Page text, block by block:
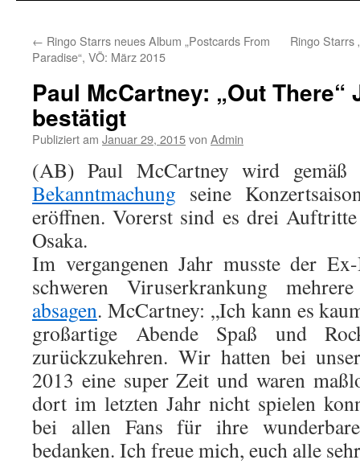
← Ringo Starrs neues Album „Postcards From
Paradise“, VÖ: März 2015
Ringo Starrs
Paul McCartney: „Out There“
bestätigt
Publiziert am Januar 29, 2015von Admin
(AB) Paul McCartney wird gemäß
Bekanntmachung seine
eröffnen. Vorerst sind es drei
Osaka.
Im vergangenen Jahr musste der
schweren Viruserkrankung
absagen. McCartney: „Ich kann es
großartige Abende Spaß und
zurückzukehren. Wir hatten bei
2013 eine super Zeit und waren
dort im letzten Jahr nicht spielen
bei allen Fans für ihre
bedanken. Ich freue mich, euch alle